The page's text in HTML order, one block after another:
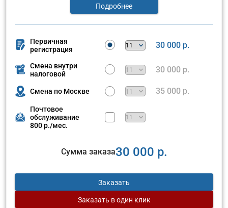
Подробнее
Первичная
регистрация
30 000 р.
Смена внутри
налоговой
30 000 р.
Смена по Москве 35 000 р.
Почтовое
обслуживание
800 р./мес.
Сумма заказа30 000 р.
Заказать
Заказать в один клик